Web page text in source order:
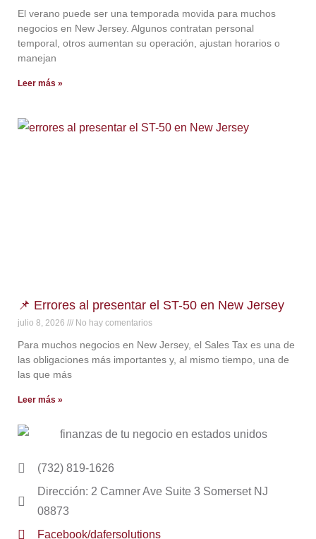
El verano puede ser una temporada movida para muchos
negocios en New Jersey. Algunos contratan personal
temporal, otros aumentan su operación, ajustan horarios o
manejan
Leer más »
📌 Errores al presentar el ST-50 en New Jersey
julio 8, 2026 No hay comentarios
Para muchos negocios en New Jersey, el Sales Tax es una de
las obligaciones más importantes y, al mismo tiempo, una de
las que más
Leer más »
(732) 819-1626
Dirección: 2 Camner Ave Suite 3 Somerset NJ
08873
Facebook/dafersolutions